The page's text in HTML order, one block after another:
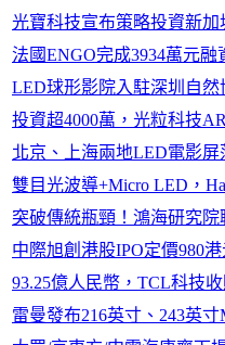
光寶科技宣布策略投資新
法國ENGO完成3934萬元
LED球形影院入駐深圳自然
投資超4000萬，光粒科技
北京、上海兩地LED電影屏
雙目光波導+Micro LED，
突破傳統瓶頸！鴻海研究院
中際旭創港股IPO定價980
93.25億人民幣，TCL科技
雷曼發布216英寸、243英